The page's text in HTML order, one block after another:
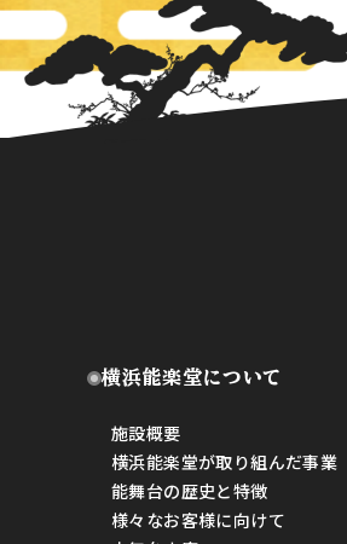
横浜能楽堂について
施設概要
横浜能楽堂が取り組んだ事業
能舞台の歴史と特徴
様々なお客様に向けて